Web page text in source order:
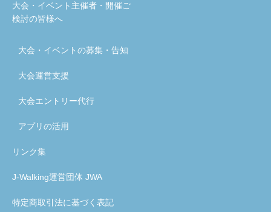
大会・イベント主催者・開催ご
検討の皆様へ
大会・イベントの募集・告知
大会運営支援
大会エントリー代行
アプリの活用
リンク集
J-Walking運営団体 JWA
特定商取引法に基づく表記